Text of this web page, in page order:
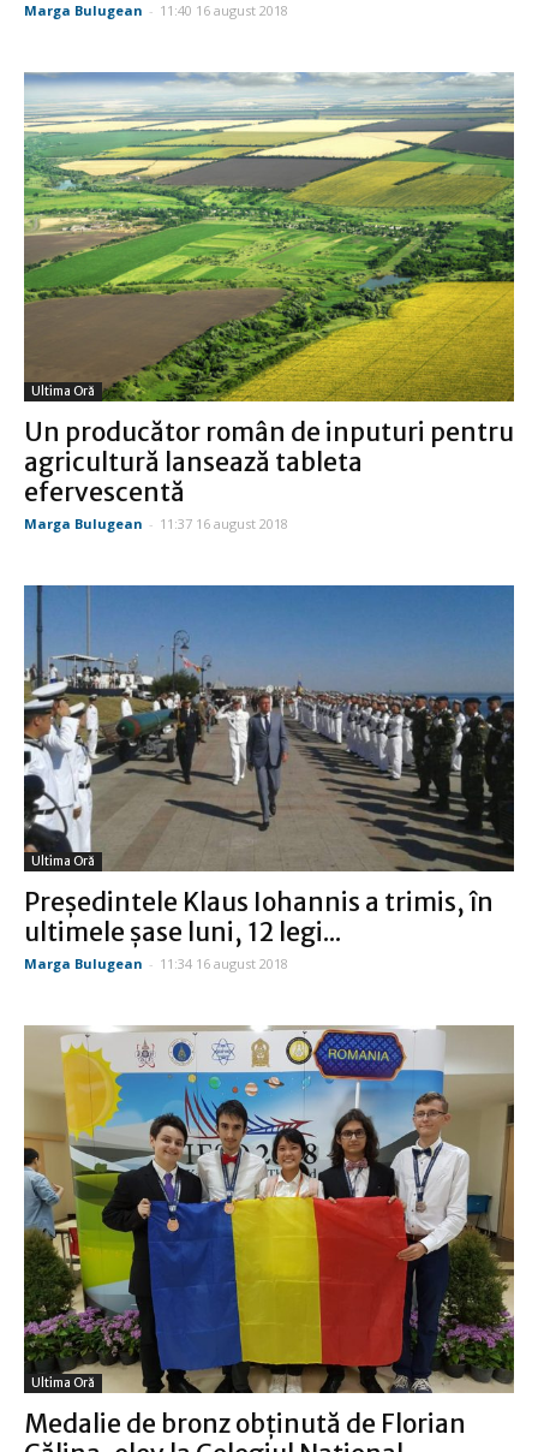
Marga Bulugean - 11:40 16 august 2018
Ultima Oră
Un producător român de inputuri pentru
agricultură lansează tableta
efervescentă
Marga Bulugean - 11:37 16 august 2018
Ultima Oră
Preşedintele Klaus Iohannis a trimis, în
ultimele şase luni, 12 legi...
Marga Bulugean - 11:34 16 august 2018
Ultima Oră
Medalie de bronz obţinută de Florian